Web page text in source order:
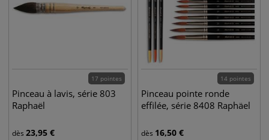
17 pointes
Pinceau à lavis, série 803
Raphaël
dès 23,95 €
14 pointes
Pinceau pointe ronde
effilée, série 8408 Raphäel
dès 16,50 €